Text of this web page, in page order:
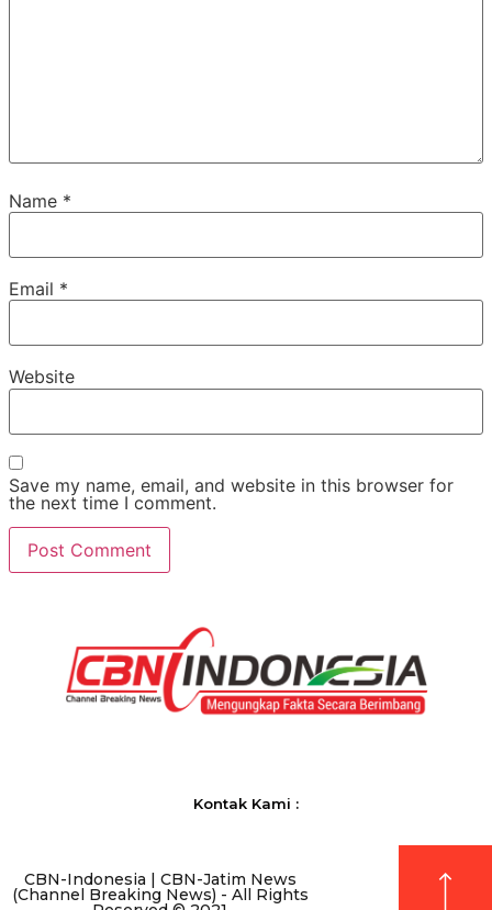
Name *
Email *
Website
Save my name, email, and website in this browser for
the next time I comment.
Kontak Kami :
CBN-Indonesia | CBN-Jatim News
(Channel Breaking News) - All Rights